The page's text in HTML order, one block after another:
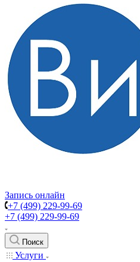
Запись онлайн
+7 (499) 229-99-69
+7 (499) 229-99-69
Поиск
Услуги